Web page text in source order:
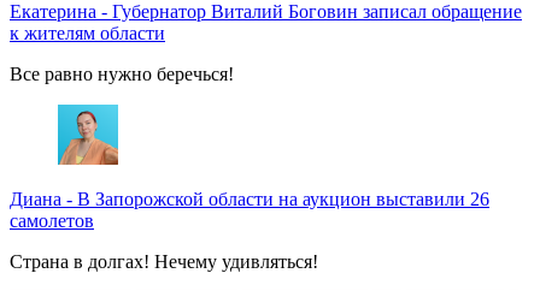
Екатерина - Губернатор Виталий Боговин записал обращение
к жителям области
Все равно нужно беречься!
Диана - В Запорожской области на аукцион выставили 26
самолетов
Страна в долгах! Нечему удивляться!